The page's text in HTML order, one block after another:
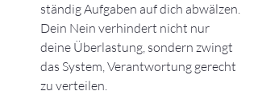
ständig Aufgaben auf dich abwälzen.
Dein Nein verhindert nicht nur
deine Überlastung, sondern zwingt
das System, Verantwortung gerecht
zu verteilen.